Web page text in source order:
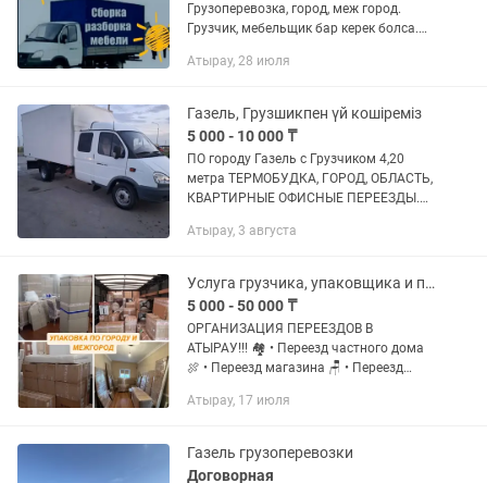
Грузоперевозка, город, меж город.
Грузчик, мебельщик бар керек болса.
ЗАТ, АРАҚ, ШАРАП
Атырау, 28 июля
Газель, Грузшикпен үй кошіреміз
5 000 - 10 000 ₸
ПО городу Газель с Грузчиком 4,20
метра ТЕРМОБУДКА, ГОРОД, ОБЛАСТЬ,
КВАРТИРНЫЕ ОФИСНЫЕ ПЕРЕЕЗДЫ.
ГРУЗЧИКИ. В любое время.
4000...
Атырау, 3 августа
Услуга грузчика, упаковщика и перевозчика груза
5 000 - 50 000 ₸
ОРГАНИЗАЦИЯ ПЕРЕЕЗДОВ В
АТЫРАУ!!! 🏘️ • Переезд частного дома
🍖 • Переезд магазина 🪑 • Переезд
Переезд склада 🗄️ • Переезд офиса 🚚 •
Атырау, 17 июля
Газель грузоперевозки
Договорная